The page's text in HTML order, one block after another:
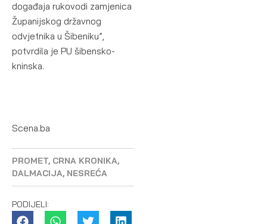
događaja rukovodi zamjenica
Županijskog državnog
odvjetnika u Šibeniku”,
potvrdila je PU šibensko-
kninska.
Scena.ba
PROMET, CRNA KRONIKA,
DALMACIJA, NESREĆA
PODIJELI: